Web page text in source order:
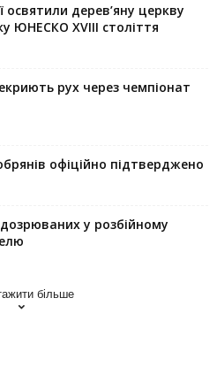
освятили дерев’яну церкву
ЮНЕСКО XVIII століття
рух через чемпіонат
офіційно підтверджено
у розбійному
більше